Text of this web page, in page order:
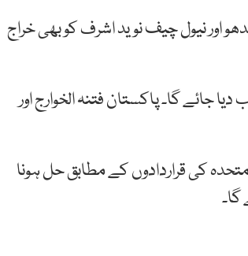
اور نیول چیف نوید اشرف کو بھی خراج
جائے گا۔ پاکستان فتنہ الخوارج اور
کی قراردادوں کے مطابق حل ہونا